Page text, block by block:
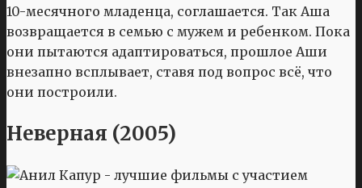
10-месячного младенца, соглашается. Так Аша
возвращается в семью с мужем и ребенком. Пока
они пытаются адаптироваться, прошлое Аши
внезапно всплывает, ставя под вопрос всё, что
они построили.
Неверная (2005)